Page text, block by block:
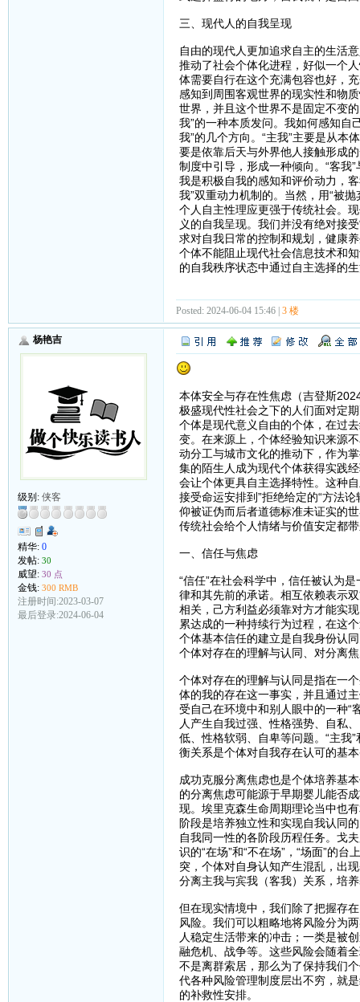
三、现代人的自我呈现
自由的现代人更加追求自主的生活
推动了社会个体化进程，好似一个
体需要自行在这个充满包容也好，
感知到周围客观世界的现实性和物
世界，并且这个世界不是固定不变
我”的一种本质发问。我如何感知自
我”的几个方向。“主我”主要是从本
要是依靠后天与外界他人接触形成
制度中引导，形成一种倾向。“客我
我是积极自我的感知和评价动力，
我”双重动力机制的。当然，用“被
个人自主性理应更强于传统社会。
义的自我呈现。我们并没有绝对接
求对自我日常的控制和规划，健康
个体不能阻止现代社会信息技术和
的自我秩序状态中通过自主选择的
Posted: 2024-06-04 15:46 | 3 楼
杨艳吉
级别: 侠客
精华: 0
发帖: 30
威望: 30 点
金钱: 300 RMB
注册时间:2023-03-07
最后登录:2024-06-04
本体安全与存在性焦虑（吉登斯
极盛现代性社会之下的人们面对定
个体是现代意义自由的个体，在过
变。在来源上，个体经验知识来源
动分工与城市文化的推动下，作为
集的陌生人成为现代个体获得实践
会让个体更具自主选择特性。这种
接受命运安排到”拒绝给定的“方法
仰被证伪而后者道德标准未证实的
传统社会给个人情绪与价值安定都
一、信任与焦虑
“信任”在社会科学中，信任被认为
律和其先前的承诺。相互依赖表示
相关，己方利益必须靠对方才能实
累达成的一种持续行为过程，在这
个体基本信任的建立是自我身份认
个体对存在的理解与认同、对分离
个体对存在的理解与认同是指在一
体的我的存在这一事实，并且通过
受自己在环境中和别人眼中的一种“
人产生自我过强、性格强势、自私
低、性格软弱、自卑等问题。“主我
衡关系是个体对自我存在认可的基
成功克服分离焦虑也是个体培养基
的分离焦虑可能源于早期婴儿能否
现。埃里克森生命周期理论当中也
阶段是培养独立性和实现自我认同
自我同一性的各阶段历程任务。戈
识的“在场”和“不在场”，“场面”的
突，个体对自身认知产生混乱，出
分离主我与宾我（客我）关系，培
但在现实情境中，我们除了把握存
风险。我们可以粗略地将风险分为
人稳定生活带来的冲击；一类是被
融危机、战争等。这些风险会随着
不是离群索居，那么为了保持我们
代各种风险管理制度层出不穷，就
的补救性安排。